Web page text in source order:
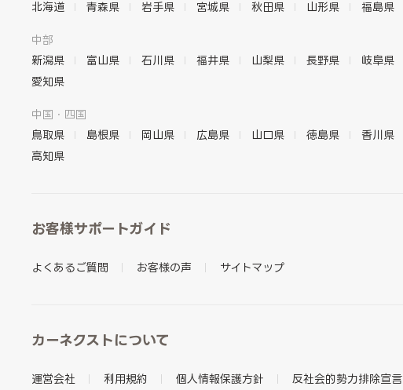
北海道
青森県 岩手県 宮城県 秋田県 山形県 福島県
中部
新潟県
富山県 石川県 福井県 山梨県 長野県 岐阜県
愛知県
中国・四国
鳥取県
島根県 岡山県 広島県 山口県 徳島県 香川県
高知県
お客様サポートガイド
よくあるご質問 お客様の声 サイトマップ
カーネクストについて
運営会社 利用規約 個人情報保護方針 反社会的勢力排除宣言